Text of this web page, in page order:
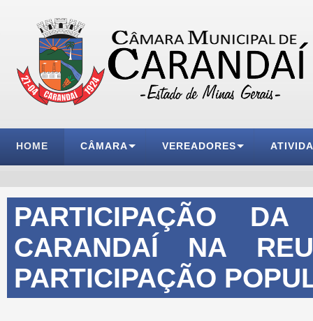
HOME CÂMARA VEREADORES
PARTICIPAÇÃO
CARANDAÍ NA
PARTICIPAÇÃO